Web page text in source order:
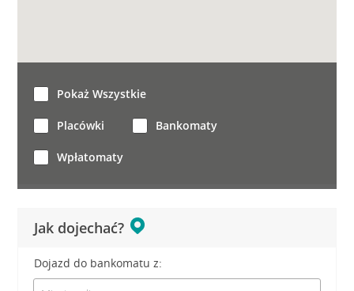
Jak dojechać?
Dojazd do bankomatu z:
Pokaż Wszystkie
Placówki Bankomaty
Wpłatomaty